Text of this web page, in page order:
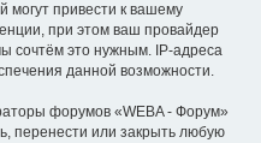
могут привести к вашему
при этом ваш провайдер
сочтём это нужным. IP-адреса
данной возможности.
форумов «WEBA - Форум»
перенести или закрыть любую